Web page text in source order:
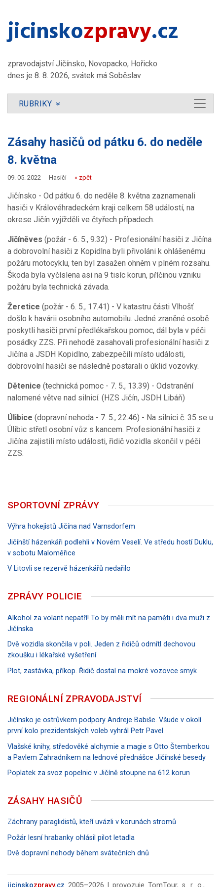
jicinsko​zpravy.cz
zpravodajství Jičínsko, Novopacko, Hořicko
dnes je 8. 8. 2026, svátek má Soběslav
RUBRIKY »
Zásahy hasičů od pátku 6. do neděle
8. května
09. 05. 2022 Hasiči « zpět
Jičínsko - Od pátku 6. do neděle 8. května zaznamenali
hasiči v Královéhradeckém kraji celkem 58 událostí, na
okrese Jičín vyjížděli ve čtyřech případech.
Jičíněves (požár - 6. 5., 9.32) - Profesionální hasiči z Jičína
a dobrovolní hasiči z Kopidlna byli přivoláni k ohlášenému
požáru motocyklu, ten byl zasažen ohněm v plném rozsahu.
Škoda byla vyčíslena asi na 9 tisíc korun, příčinou vzniku
požáru byla technická závada.
Žeretice (požár - 6. 5., 17.41) - V katastru části Vlhošť
došlo k havárii osobního automobilu. Jedné zraněné osobě
poskytli hasiči první předlékařskou pomoc, dál byla v péči
posádky ZZS. Při nehodě zasahovali profesionální hasiči z
Jičína a JSDH Kopidlno, zabezpečili místo události,
dobrovolní hasiči se následně postarali o úklid vozovky.
Dětenice (technická pomoc - 7. 5., 13.39) - Odstranění
nalomené větve nad silnicí. (HZS Jičín, JSDH Libáň)
Úlibice (dopravní nehoda - 7. 5., 22.46) - Na silnici č. 35 se u
Úlibic střetl osobní vůz s kancem. Profesionální hasiči z
Jičína zajistili místo události, řidič vozidla skončil v péči
ZZS.
SPORTOVNÍ ZPRÁVY
Výhra hokejistů Jičína nad Varnsdorfem
Jičínští házenkáři podlehli v Novém Veselí. Ve středu hostí Duklu,
v sobotu Maloměřice
V Litovli se rezervě házenkářů nedařilo
ZPRÁVY POLICIE
Alkohol za volant nepatří! To by měli mít na paměti i dva muži z
Jičínska
Dvě vozidla skončila v poli. Jeden z řidičů odmítl dechovou
zkoušku i lékařské vyšetření
Plot, zastávka, příkop. Řidič dostal na mokré vozovce smyk
REGIONÁLNÍ ZPRAVODAJSTVÍ
Jičínsko je ostrůvkem podpory Andreje Babiše. Všude v okolí
první kolo prezidentských voleb vyhrál Petr Pavel
Vlašské knihy, středověké alchymie a magie s Otto Štemberkou
a Pavlem Zahradníkem na lednové přednášce Jičínské besedy
Poplatek za svoz popelnic v Jičíně stoupne na 612 korun
ZÁSAHY HASIČŮ
Záchrany paraglidistů, kteří uvázli v korunách stromů
Požár lesní hrabanky ohlásil pilot letadla
Dvě dopravní nehody během svátečních dnů
jicinskozpravy.cz 2005–2026 | provozuje TomTour, s. r. o.,